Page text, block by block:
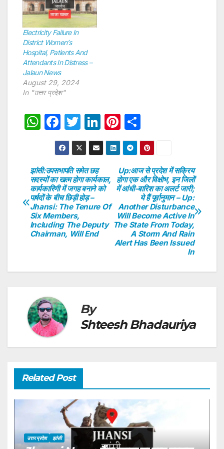
Electricity Failure In
District Women’s
Hospital, Patients And
Attendants In Distress –
Jalaun News
August 29, 2024
In "उत्तर प्रदेश"
W
s
A
p
p
F
a
c
e
b
o
o
k
T
w
itt
er
Li
n
k
dI
n
Pi
nt
er
e
st
h
ar
e
Post
navigation
Up:आज से प्रदेश में सक्रिय
होगा एक और विक्षोभ, इन जिलों
में आंधी-बारिश का अलर्ट जारी;
ये हैं पूर्वानुमान – Up:
Another Disturbance
Will Become Active In
The State From Today,
A Storm And Rain
Alert Has Been Issued
In
झांसी:उपसभापति समेत छह
सदस्यों का खत्म होगा कार्यकाल,
कार्यकारिणी में जगह बनाने को
पार्षदों के बीच छिड़ी होड़ –
Jhansi: The Tenure Of
Six Members,
Including The Deputy
Chairman, Will End
By
Shteesh Bhadauriya
Related Post
उत्तर प्रदेश झांसी